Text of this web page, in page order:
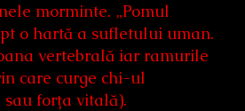
morminte. „Pomul
o hartă a sufletului uman.
vertebrală iar ramurile
care curge chi-ul
forța vitală).